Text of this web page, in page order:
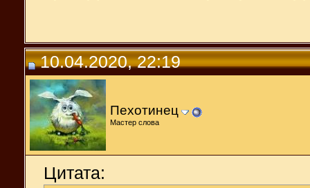
10.04.2020, 22:19
Пехотинец
Мастер слова
Цитата: